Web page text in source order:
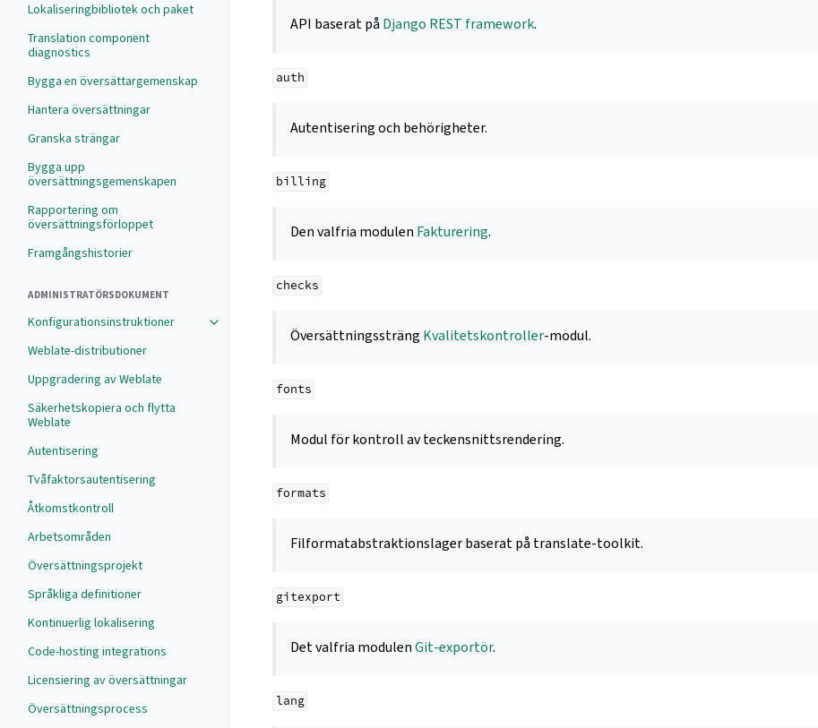
Lokaliseringbibliotek och paket
Translation component
diagnostics
Bygga en översättargemenskap
Hantera översättningar
Granska strängar
Bygga upp
översättningsgemenskapen
Rapportering om
översättningsförloppet
Framgångshistorier
ADMINISTRATÖRSDOKUMENT
Konfigurationsinstruktioner
Weblate-distributioner
Uppgradering av Weblate
Säkerhetskopiera och flytta
Weblate
Autentisering
Tvåfaktorsautentisering
Åtkomstkontroll
Arbetsområden
Översättningsprojekt
Språkliga definitioner
Kontinuerlig lokalisering
Code-hosting integrations
Licensiering av översättningar
Översättningsprocess
API baserat på Django REST framework.
auth
Autentisering och behörigheter.
billing
Den valfria modulen Fakturering.
checks
Översättningssträng Kvalitetskontroller-modul.
fonts
Modul för kontroll av teckensnittsrendering.
formats
Filformatabstraktionslager baserat på translate-toolkit.
gitexport
Det valfria modulenGit-exportör.
lang